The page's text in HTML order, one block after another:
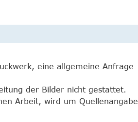
eine allgemeine Anfrage
der Bilder nicht gestattet.
Arbeit, wird um Quellenangabe